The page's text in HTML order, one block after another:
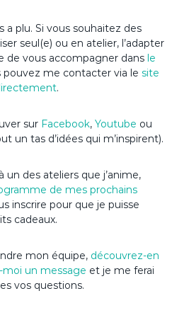
a plu. Si vous souhaitez des
seul(e) ou en atelier, l’adapter
de vous accompagner dans le
pouvez me contacter via le site
.
sur Facebook, Youtube ou
un tas d’idées qui m’inspirent).
un des ateliers que j’anime,
de mes prochains
inscrire pour que je puisse
cadeaux.
mon équipe, découvrez-en
moi un message et je me ferai
vos questions.